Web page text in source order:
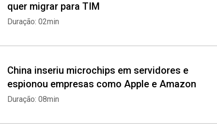
quer migrar para TIM
Duração: 02min
China inseriu microchips em servidores e
espionou empresas como Apple e Amazon
Duração: 08min